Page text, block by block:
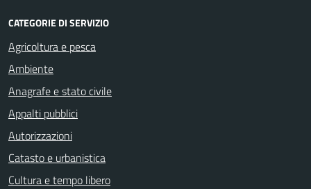
CATEGORIE DI SERVIZIO
Agricoltura e pesca
Ambiente
Anagrafe e stato civile
Appalti pubblici
Autorizzazioni
Catasto e urbanistica
Cultura e tempo libero